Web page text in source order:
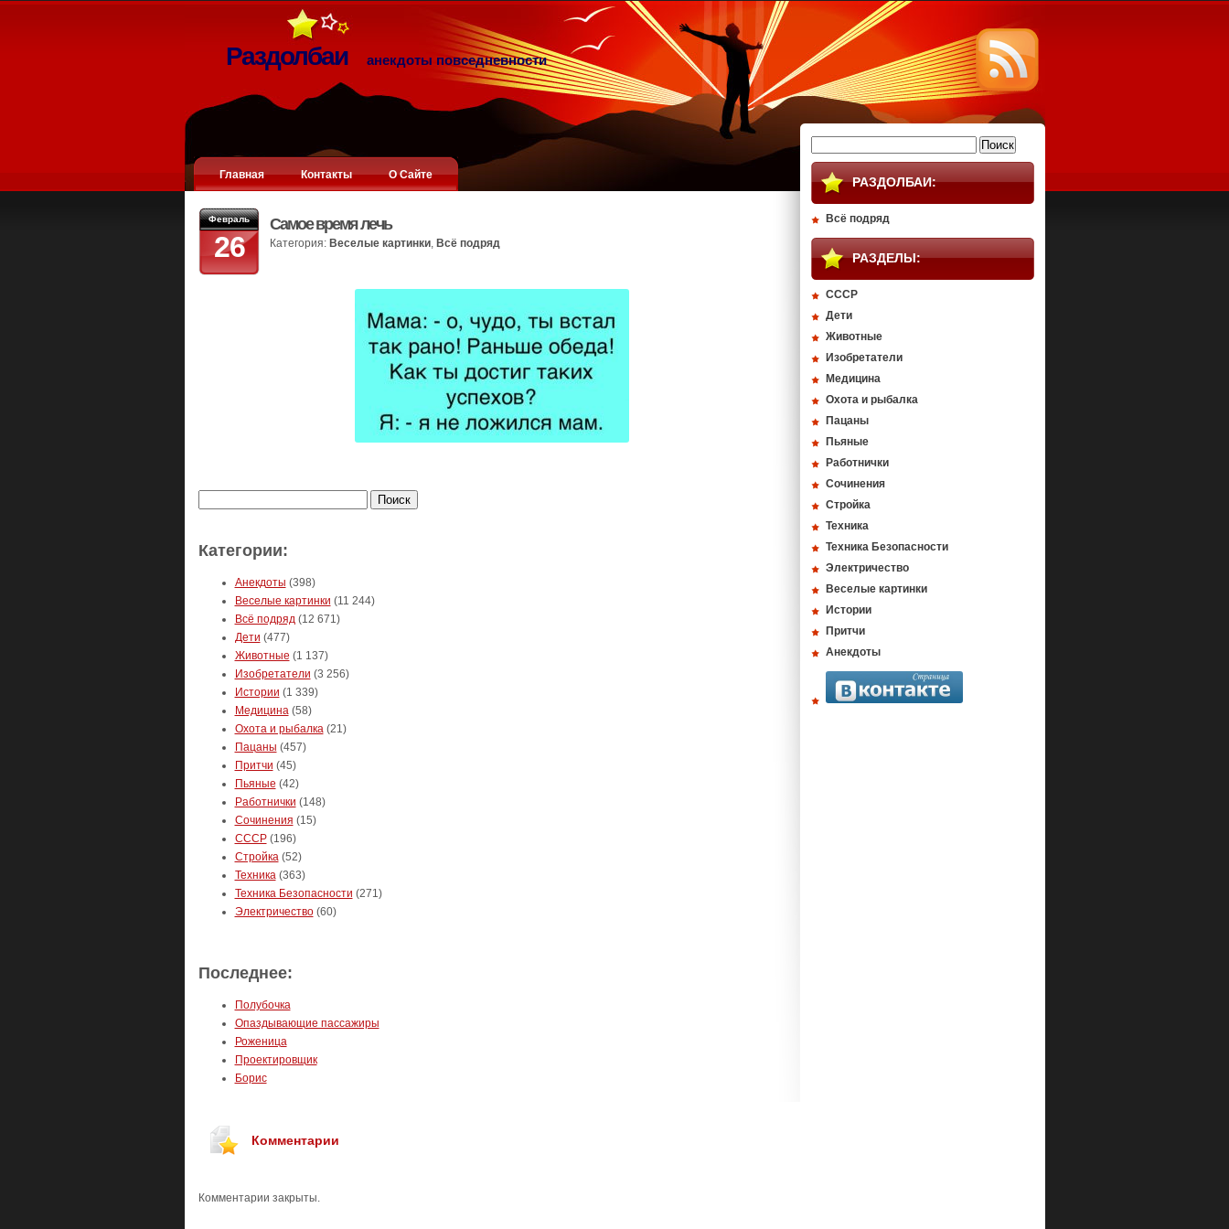
Раздолбаи анекдоты повседневности
Главная Контакты О Сайте
Февраль
26
Самое время лечь
Категория: Веселые картинки, Всё подряд
Категории:
Анекдоты (398)
Веселые картинки (11 244)
Всё подряд(12 671)
Дети (477)
Животные (1 137)
Изобретатели (3 256)
Истории (1 339)
Медицина(58)
Охота и рыбалка(21)
Пацаны (457)
Притчи (45)
Пьяные (42)
Работнички (148)
Сочинения (15)
СССР(196)
Стройка(52)
Техника(363)
Техника Безопасности (271)
Электричество(60)
Последнее:
Полубочка
Опаздывающие пассажиры
Роженица
Проектировщик
Борис
Комментарии
Комментарии закрыты.
РАЗДОЛБАИ:
Всё подряд
РАЗДЕЛЫ:
СССР
Дети
Животные
Изобретатели
Медицина
Охота и рыбалка
Пацаны
Пьяные
Работнички
Сочинения
Стройка
Техника
Техника Безопасности
Электричество
Веселые картинки
Истории
Притчи
Анекдоты